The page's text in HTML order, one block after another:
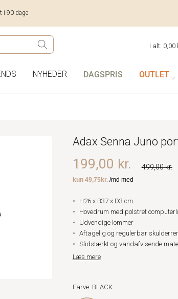
i 90 dage
I alt: 0,00
NYHEDER DAGSPRIS OUTLET
Adax Senna Juno
499,00 kr.
199,00 kr.
H26 x B37 x D3 cm
Hovedrum med polstret
Udvendige lommer
Aftagelig og regulerbar
Slidstærkt og vandafvisende
Læs mere
Farve: BLACK